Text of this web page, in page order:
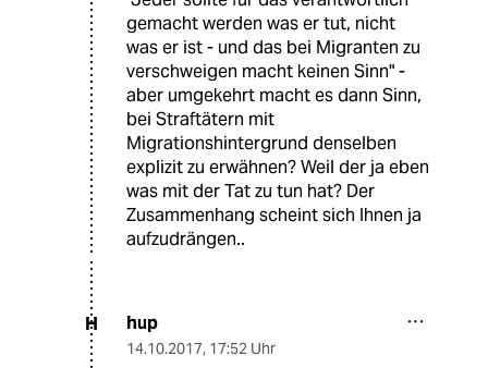
gemacht werden was er tut, nicht
was er ist - und das bei Migranten zu
verschweigen macht keinen Sinn" -
aber umgekehrt macht es dann Sinn,
bei Straftätern mit
Migrationshintergrund denselben
explizit zu erwähnen? Weil der ja eben
was mit der Tat zu tun hat? Der
Zusammenhang scheint sich Ihnen ja
aufzudrängen..
H hup
14.10.2017, 17:52 Uhr